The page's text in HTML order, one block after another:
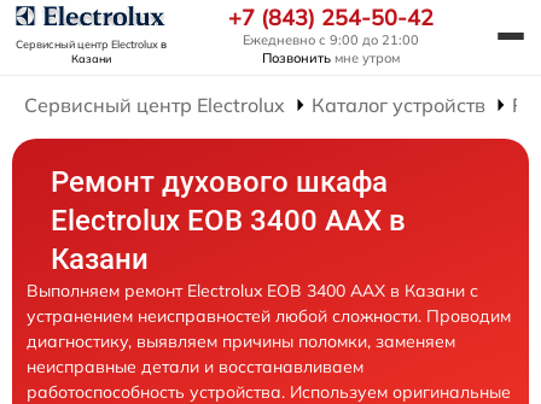
Сервисный центр Electroluxв
Казани
+7 (843) 254-50-42
Ежедневно с 9:00 до 21:00
Позвонить мне утром
Сервисный центр Electrolux Каталог устройств
Ремонт духового шкафа
Electrolux EOB 3400 AAX в
Казани
Выполняем ремонт Electrolux EOB 3400 AAX в Казани с
устранением неисправностей любой сложности. Проводим
диагностику, выявляем причины поломки, заменяем
неисправные детали и восстанавливаем
работоспособность устройства. Используем оригинальные